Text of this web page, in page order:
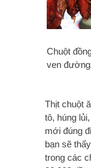
Chuột
ven đường
Thịt chuột
tô, húng
mới đúng
bạn sẽ
trong các